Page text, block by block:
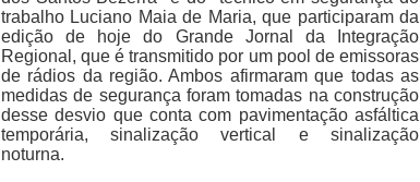
trabalho Luciano Maia de Maria, que participaram da
edição de hoje do Grande Jornal da Integração
Regional, que é transmitido por um pool de emissoras
de rádios da região. Ambos afirmaram que todas as
medidas de segurança foram tomadas na construção
desse desvio que conta com pavimentação asfáltica
temporária, sinalização vertical e sinalização
noturna.